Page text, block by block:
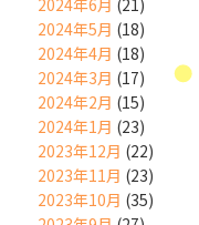
2024年5月 (18)
2024年4月 (18)
2024年3月 (17)
2024年2月 (15)
2024年1月 (23)
2023年12月 (22)
2023年11月 (23)
2023年10月 (35)